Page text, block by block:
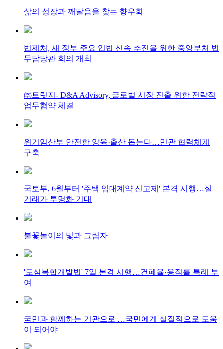
삶의 성장과 깨달음을 찾는 향우회
법제처, 새 정부 주요 입법 신속 추진을 위한 중앙부처 법
무담당관 회의 개최
㈜트릿지- D&A Advisory, 글로벌 시장 진출 위한 전략적
업무협약 체결
위기임산부 안전한 양육·출산 돕는다…민관 협력체계
구축
국토부, 6월부터 '주택 임대계약 신고제' 본격 시행…실
거래가 투명화 기대
불꽃놀이의 빛과 그림자
'도심복합개발법' 7일 본격 시행…건폐율·용적률 특례 부
여
국민과 함께하는 기관으로 …국민에게 실질적으로 도움
이 되어야